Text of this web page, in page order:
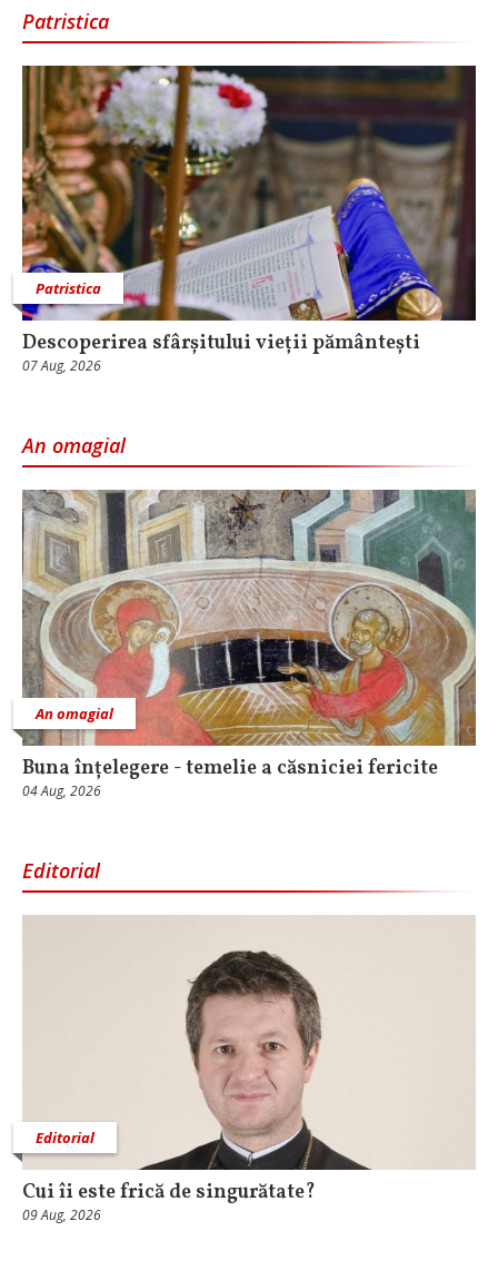
Patristica
Patristica
Descoperirea sfârșitului vieții pământești
07 Aug, 2026
An omagial
An omagial
Buna înțelegere - temelie a căsniciei fericite
04 Aug, 2026
Editorial
Editorial
Cui îi este frică de singurătate?
09 Aug, 2026